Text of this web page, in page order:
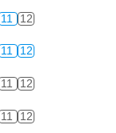
11 12
11 12
11 12
11 12